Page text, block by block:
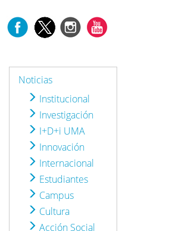
Noticias
Institucional
Investigación
I+D+i UMA
Innovación
Internacional
Estudiantes
Campus
Cultura
Acción Social